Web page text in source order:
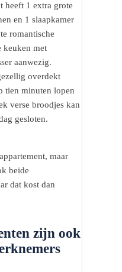
heeft 1 extra grote
en 1 slaapkamer
romantische
keuken met
aanwezig.
overdekt
tien minuten lopen
verse broodjes kan
gesloten.
maar
beide
dat kost dan
zijn ook